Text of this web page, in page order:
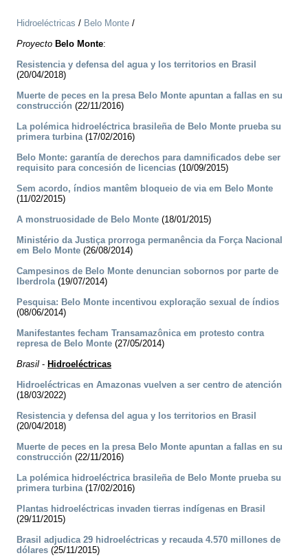
Hidroeléctricas / Belo Monte /
Proyecto Belo Monte:
Resistencia y defensa del agua y los territorios en Brasil
(20/04/2018)
Muerte de peces en la presa Belo Monte apuntan a fallas en su
construcción (22/11/2016)
La polémica hidroeléctrica brasileña de Belo Monte prueba su
primera turbina(17/02/2016)
Belo Monte: garantía de derechos para damnificados debe ser
requisito para concesión de licencias (10/09/2015)
Sem acordo, índios mantêm bloqueio de via em Belo Monte
(11/02/2015)
A monstruosidade de Belo Monte (18/01/2015)
Ministério da Justiça prorroga permanência da Força Nacional
em Belo Monte (26/08/2014)
Campesinos de Belo Monte denuncian sobornos por parte de
Iberdrola(19/07/2014)
Pesquisa: Belo Monte incentivou exploração sexual de índios
(08/06/2014)
Manifestantes fecham Transamazônica em protesto contra
represa de Belo Monte (27/05/2014)
Brasil - Hidroeléctricas
Hidroeléctricas en Amazonas vuelven a ser centro de atención
(18/03/2022)
Resistencia y defensa del agua y los territorios en Brasil
(20/04/2018)
Muerte de peces en la presa Belo Monte apuntan a fallas en su
construcción (22/11/2016)
La polémica hidroeléctrica brasileña de Belo Monte prueba su
primera turbina(17/02/2016)
Plantas hidroeléctricas invaden tierras indígenas en Brasil
(29/11/2015)
Brasil adjudica 29 hidroeléctricas y recauda 4.570 millones de
dólares (25/11/2015)